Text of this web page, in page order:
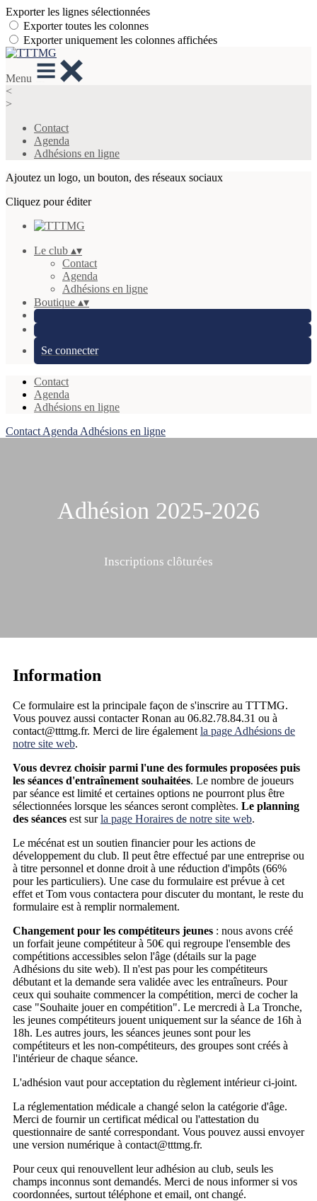
Exporter les lignes sélectionnées
Exporter toutes les colonnes
Exporter uniquement les colonnes affichées
Menu
<
>
Contact
Agenda
Adhésions en ligne
Ajoutez un logo, un bouton, des réseaux sociaux
Cliquez pour éditer
Le club ▴▾
Contact
Agenda
Adhésions en ligne
Boutique ▴▾
Se connecter
Contact
Agenda
Adhésions en ligne
Contact Agenda Adhésions en ligne
Adhésion 2025-2026
Inscriptions clôturées
Information
Ce formulaire est la principale façon de s'inscrire au TTTMG.
Vous pouvez aussi contacter Ronan au 06.82.78.84.31 ou à
contact@tttmg.fr. Merci de lire également la page Adhésions de
notre site web.
Vous devrez choisir parmi l'une des formules proposées puis
les séances d'entraînement souhaitées. Le nombre de joueurs
par séance est limité et certaines options ne pourront plus être
sélectionnées lorsque les séances seront complètes. Le planning
des séances est surla page Horaires de notre site web.
Le mécénat est un soutien financier pour les actions de
développement du club. Il peut être effectué par une entreprise ou
à titre personnel et donne droit à une réduction d'impôts (66%
pour les particuliers). Une case du formulaire est prévue à cet
effet et Tom vous contactera pour discuter du montant, le reste du
formulaire est à remplir normalement.
Changement pour les compétiteurs jeunes : nous avons créé
un forfait jeune compétiteur à 50€ qui regroupe l'ensemble des
compétitions accessibles selon l'âge (détails sur la page
Adhésions du site web). Il n'est pas pour les compétiteurs
débutant et la demande sera validée avec les entraîneurs. Pour
ceux qui souhaite commencer la compétition, merci de cocher la
case "Souhaite jouer en compétition". Le mercredi à La Tronche,
les jeunes compétiteurs jouent uniquement sur la séance de 16h à
18h. Les autres jours, les séances jeunes sont pour les
compétiteurs et les non-compétiteurs, des groupes sont créés à
l'intérieur de chaque séance.
L'adhésion vaut pour acceptation du règlement intérieur ci-joint.
La réglementation médicale a changé selon la catégorie d'âge.
Merci de fournir un certificat médical ou l'attestation du
questionnaire de santé correspondant. Vous pouvez aussi envoyer
une version numérique à contact@tttmg.fr.
Pour ceux qui renouvellent leur adhésion au club, seuls les
champs inconnus sont demandés. Merci de nous informer si vos
coordonnées, surtout téléphone et email, ont changé.